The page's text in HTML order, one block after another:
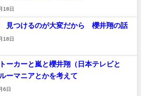
18日
見つけるのが大変だから 櫻井翔の話
18日
ーカーと嵐と櫻井翔（日本テレビと
ーマニアとかを考えて
6日